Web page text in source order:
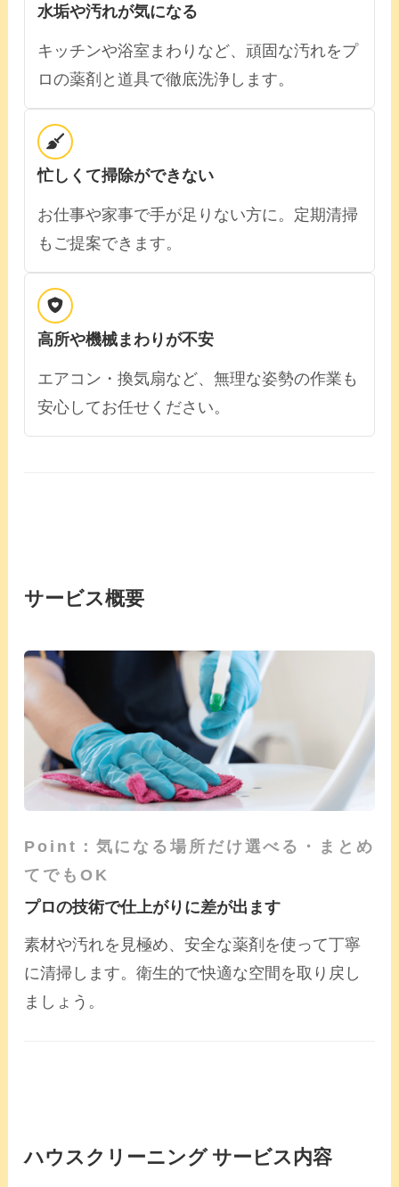
水垢や汚れが気になる
キッチンや浴室まわりなど、頑固な汚れをプ
ロの薬剤と道具で徹底洗浄します。
忙しくて掃除ができない
お仕事や家事で手が足りない方に。定期清掃
もご提案できます。
高所や機械まわりが不安
エアコン・換気扇など、無理な姿勢の作業も
安心してお任せください。
サービス概要
Point：気になる場所だけ選べる・まとめ
てでもOK
プロの技術で仕上がりに差が出ます
素材や汚れを見極め、安全な薬剤を使って丁寧
に清掃します。衛生的で快適な空間を取り戻し
ましょう。
ハウスクリーニング サービス内容